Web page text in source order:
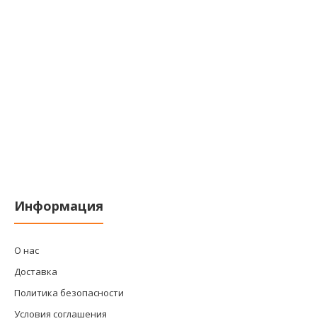
Информация
О нас
Доставка
Политика безопасности
Условия соглашения